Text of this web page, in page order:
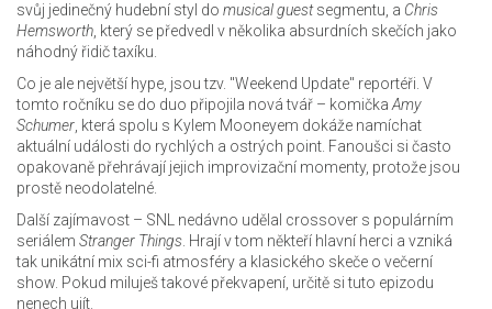
svůj jedinečný hudební styl do musical guestsegmentu, a Chris
Hemsworth , který se předvedl v několika absurdních skečích jako
náhodný řidič taxíku.
Co je ale největší hype, jsou tzv. "Weekend Update" reportéři. V
tomto ročníku se do duo připojila nová tvář – komička Amy
Schumer , která spolu s Kylem Mooneyem dokáže namíchat
aktuální události do rychlých a ostrých point. Fanoušci si často
opakovaně přehrávají jejich improvizační momenty, protože jsou
prostě neodolatelné.
Další zajímavost – SNL nedávno udělal crossover s populárním
seriálem Stranger Things . Hrají v tom někteří hlavní herci a vzniká
tak unikátní mix sci-fi atmosféry a klasického skeče o večerní
show. Pokud miluješ takové překvapení, určitě si tuto epizodu
nenech ujít.